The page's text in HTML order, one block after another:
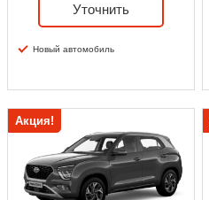
Уточнить
Новый автомобиль
Акция!